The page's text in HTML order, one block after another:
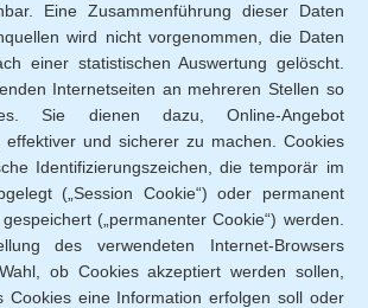
Eine Zusammenführung dieser Daten
wird nicht vorgenommen, die Daten
einer statistischen Auswertung gelöscht.
Internetseiten an mehreren Stellen so
Sie dienen dazu, Online-Angebot
effektiver und sicherer zu machen. Cookies
Identifizierungszeichen, die temporär im
(„Session Cookie“) oder permanent
(„permanenter Cookie“) werden.
des verwendeten Internet-Browsers
ob Cookies akzeptiert werden sollen,
Cookies eine Information erfolgen soll oder